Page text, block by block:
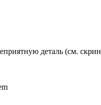
деталь (см.